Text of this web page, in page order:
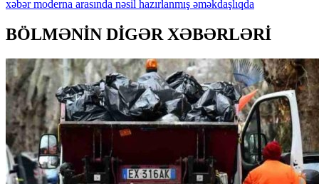
xəbərmoderna arasında nəsil hazırlanmış əməkdaşlıqda
BÖLMƏNİN DİGƏR XƏBƏRLƏRİ